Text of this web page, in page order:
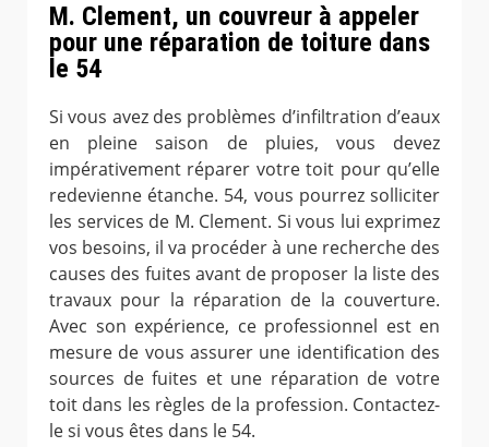
M. Clement, un couvreur à appeler
pour une réparation de toiture dans
le 54
Si vous avez des problèmes d’infiltration d’eaux
en pleine saison de pluies, vous devez
impérativement réparer votre toit pour qu’elle
redevienne étanche. 54, vous pourrez solliciter
les services de M. Clement. Si vous lui exprimez
vos besoins, il va procéder à une recherche des
causes des fuites avant de proposer la liste des
travaux pour la réparation de la couverture.
Avec son expérience, ce professionnel est en
mesure de vous assurer une identification des
sources de fuites et une réparation de votre
toit dans les règles de la profession. Contactez-
le si vous êtes dans le 54.